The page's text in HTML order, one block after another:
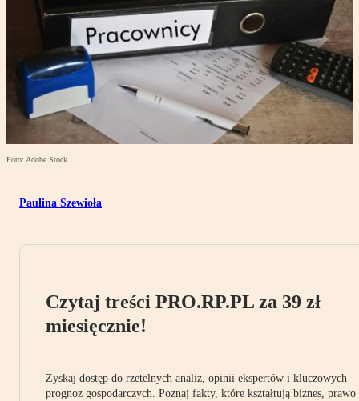
Foto: Adobe Stock
Paulina Szewioła
Czytaj treści PRO.RP.PL za 39 zł
miesięcznie!
Zyskaj dostęp do rzetelnych analiz, opinii ekspertów i kluczowych
prognoz gospodarczych. Poznaj fakty, które kształtują biznes, prawo